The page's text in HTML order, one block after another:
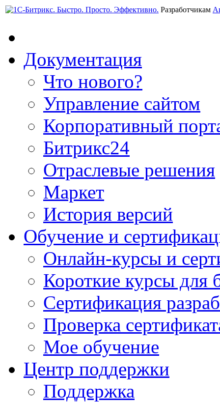
Разработчикам
Документация
Что нового?
Управление сайтом
Корпоративный
Битрикс24
Отраслевые решения
Маркет
История версий
Обучение и
Онлайн-курсы и
Короткие курсы для
Сертификация
Проверка
Мое обучение
Центр поддержки
Поддержка